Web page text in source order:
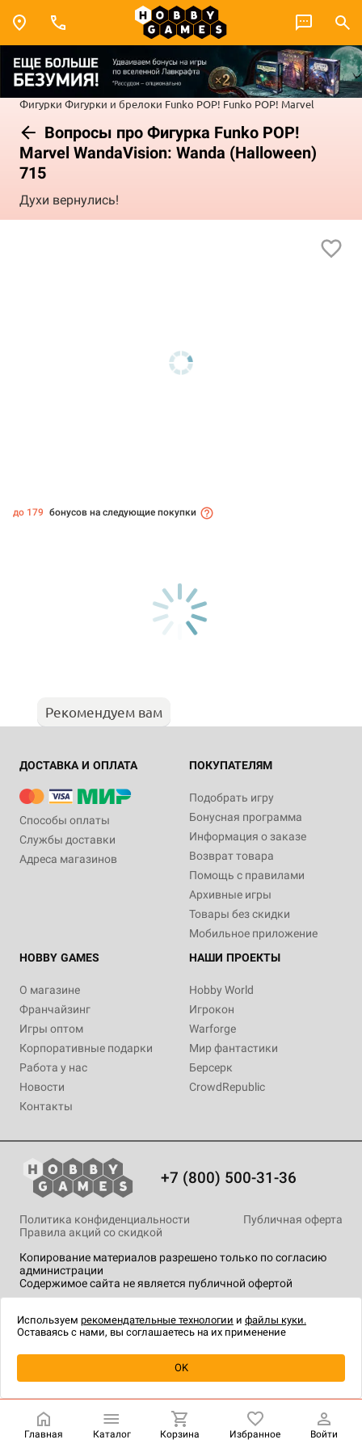
Фигурки Фигурки и брелоки Funko POP! Funko POP! Marvel
Вопросы про Фигурка Funko POP!
Marvel WandaVision: Wanda (Halloween)
715
Духи вернулись!
до 179 бонусов на следующие покупки
Рекомендуем вам
ДОСТАВКА И ОПЛАТА
Способы оплаты
Службы доставки
Адреса магазинов
ПОКУПАТЕЛЯМ
Подобрать игру
Бонусная программа
Информация о заказе
Возврат товара
Помощь с правилами
Архивные игры
Товары без скидки
Мобильное приложение
HOBBY GAMES
О магазине
Франчайзинг
Игры оптом
Корпоративные подарки
Работа у нас
Новости
Контакты
НАШИ ПРОЕКТЫ
Hobby World
Игрокон
Warforge
Мир фантастики
Берсерк
CrowdRepublic
+7 (800) 500-31-36
Копирование материалов разрешено только по согласию
администрации
Содержимое сайта не является публичной офертой
Политика конфиденциальности
Публичная оферта
Правила акций со скидкой
технологии.
Главная Каталог Корзина Избранное Войти
Используем рекомендательные технологии и файлы куки.
Оставаясь с нами, вы соглашаетесь на их применение
OK